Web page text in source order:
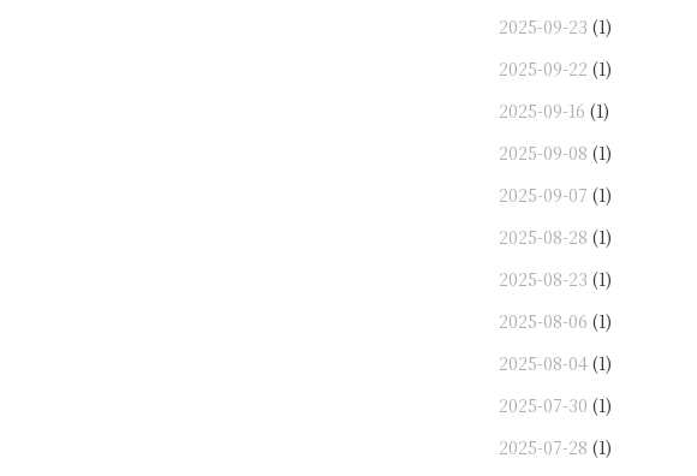
2025-09-23 (1)
2025-09-22 (1)
2025-09-16 (1)
2025-09-08 (1)
2025-09-07 (1)
2025-08-28 (1)
2025-08-23 (1)
2025-08-06 (1)
2025-08-04 (1)
2025-07-30 (1)
2025-07-28 (1)